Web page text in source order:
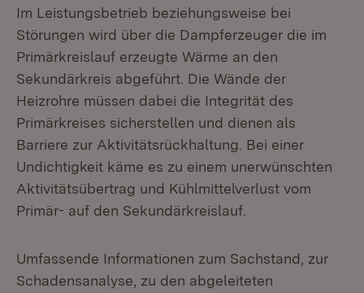
Im Leistungsbetrieb beziehungsweise bei
Störungen wird über die Dampferzeuger die im
Primärkreislauf erzeugte Wärme an den
Sekundärkreis abgeführt. Die Wände der
Heizrohre müssen dabei die Integrität des
Primärkreises sicherstellen und dienen als
Barriere zur Aktivitätsrückhaltung. Bei einer
Undichtigkeit käme es zu einem unerwünschten
Aktivitätsübertrag und Kühlmittelverlust vom
Primär- auf den Sekundärkreislauf.
Umfassende Informationen zum Sachstand, zur
Schadensanalyse, zu den abgeleiteten